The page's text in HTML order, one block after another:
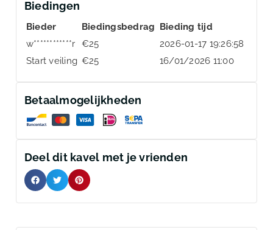
Biedingen
Bieder Biedingsbedrag Bieding tijd
w************r
€25
2026-01-17 19:26:58
Start veiling €25 16/01/2026 11:00
Betaalmogelijkheden
Deel dit kavel met je vrienden